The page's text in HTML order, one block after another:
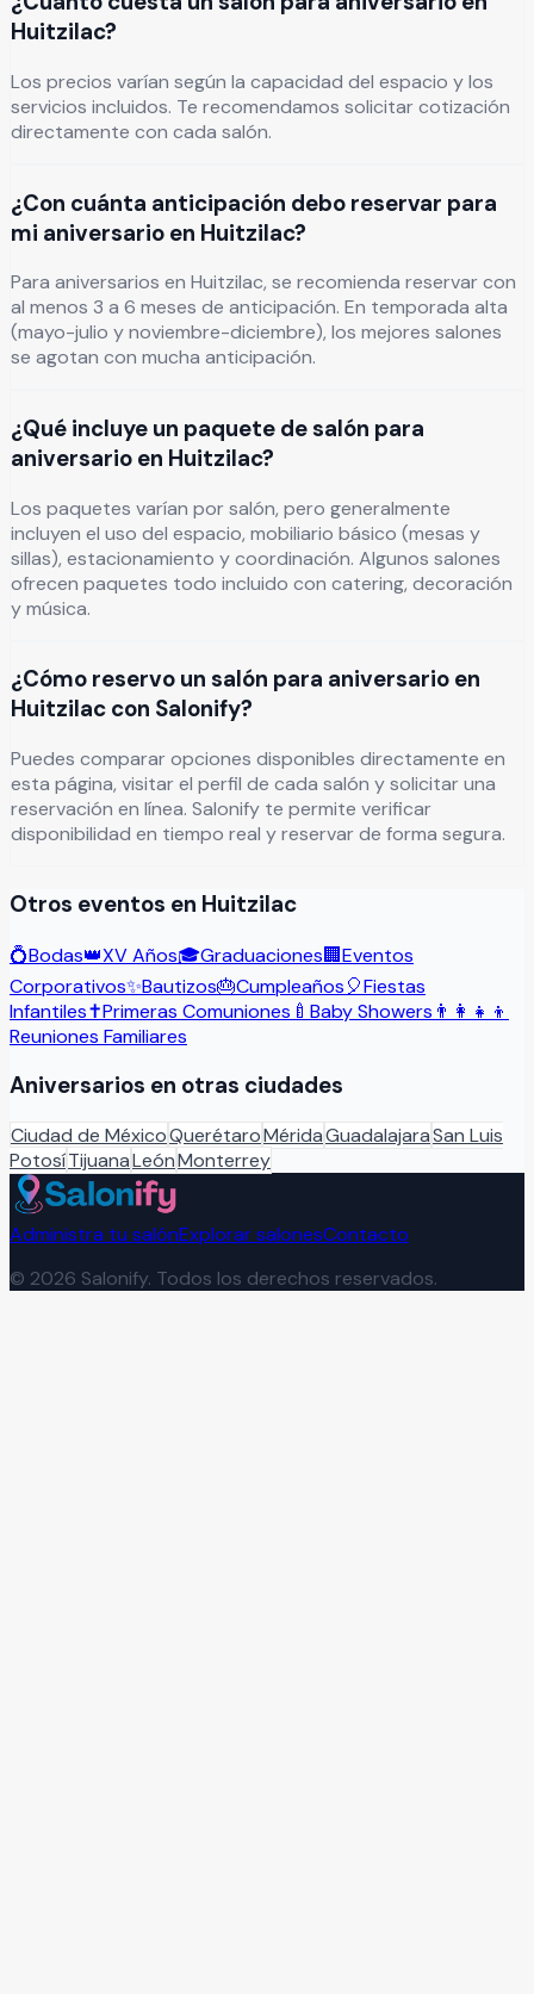
Huitzilac?
Los precios varían según la capacidad del espacio y los
servicios incluidos. Te recomendamos solicitar cotización
directamente con cada salón.
¿Con cuánta anticipación debo reservar para
mi aniversario en Huitzilac?
Para aniversarios en Huitzilac, se recomienda reservar con
al menos 3 a 6 meses de anticipación. En temporada alta
(mayo-julio y noviembre-diciembre), los mejores salones
se agotan con mucha anticipación.
¿Qué incluye un paquete de salón para
aniversario en Huitzilac?
Los paquetes varían por salón, pero generalmente
incluyen el uso del espacio, mobiliario básico (mesas y
sillas), estacionamiento y coordinación. Algunos salones
ofrecen paquetes todo incluido con catering, decoración
y música.
¿Cómo reservo un salón para aniversario en
Huitzilac con Salonify?
Puedes comparar opciones disponibles directamente en
esta página, visitar el perfil de cada salón y solicitar una
reservación en línea. Salonify te permite verificar
disponibilidad en tiempo real y reservar de forma segura.
Otros eventos en Huitzilac
💍Bodas👑XV Años🎓Graduaciones🏢Eventos
Corporativos✨Bautizos🎂Cumpleaños🎈Fiestas
Infantiles✝️Primeras Comuniones 🍼 Baby Showers 👨‍👩‍👧‍👦
Reuniones Familiares
Aniversarios en otras ciudades
Ciudad de MéxicoQuerétaroMéridaGuadalajaraSan Luis
PotosíTijuanaLeónMonterrey
Administra tu salónExplorar salonesContacto
© 2026 Salonify. Todos los derechos reservados.